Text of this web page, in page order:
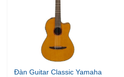
Đàn Guitar Classic Yamaha